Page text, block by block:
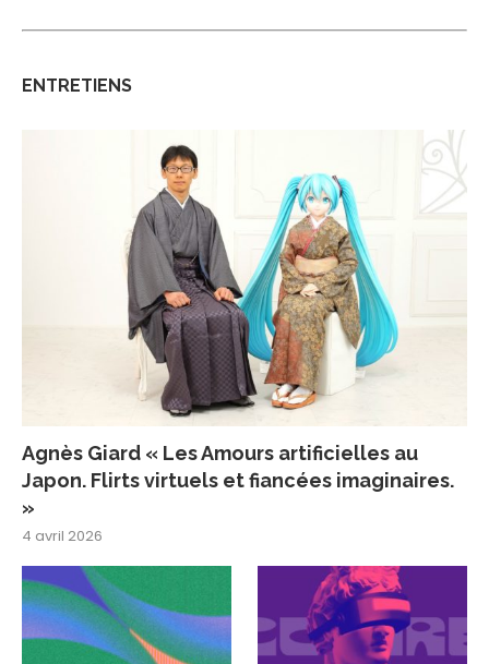
ENTRETIENS
Agnès Giard « Les Amours artificielles au
Japon. Flirts virtuels et fiancées imaginaires.
»
4 avril 2026